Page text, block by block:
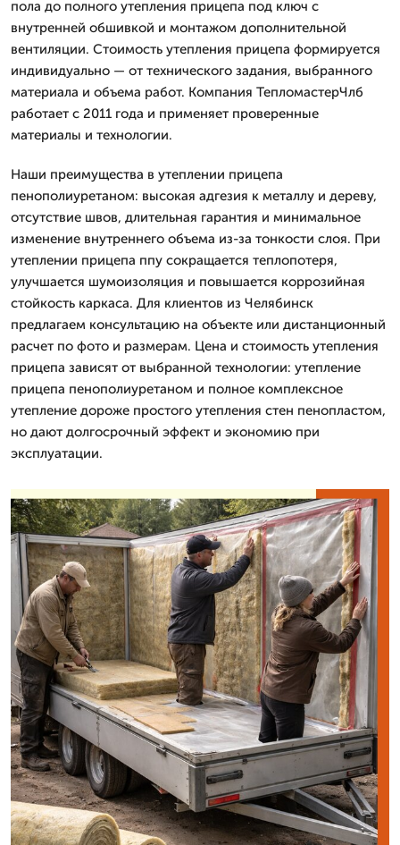
пола до полного утепления прицепа под ключ с
внутренней обшивкой и монтажом дополнительной
вентиляции. Стоимость утепления прицепа формируется
индивидуально — от технического задания, выбранного
материала и объема работ. Компания ТепломастерЧлб
работает с 2011 года и применяет проверенные
материалы и технологии.
Наши преимущества в утеплении прицепа
пенополиуретаном: высокая адгезия к металлу и дереву,
отсутствие швов, длительная гарантия и минимальное
изменение внутреннего объема из-за тонкости слоя. При
утеплении прицепа ппу сокращается теплопотеря,
улучшается шумоизоляция и повышается коррозийная
стойкость каркаса. Для клиентов из Челябинск
предлагаем консультацию на объекте или дистанционный
расчет по фото и размерам. Цена и стоимость утепления
прицепа зависят от выбранной технологии: утепление
прицепа пенополиуретаном и полное комплексное
утепление дороже простого утепления стен пенопластом,
но дают долгосрочный эффект и экономию при
эксплуатации.